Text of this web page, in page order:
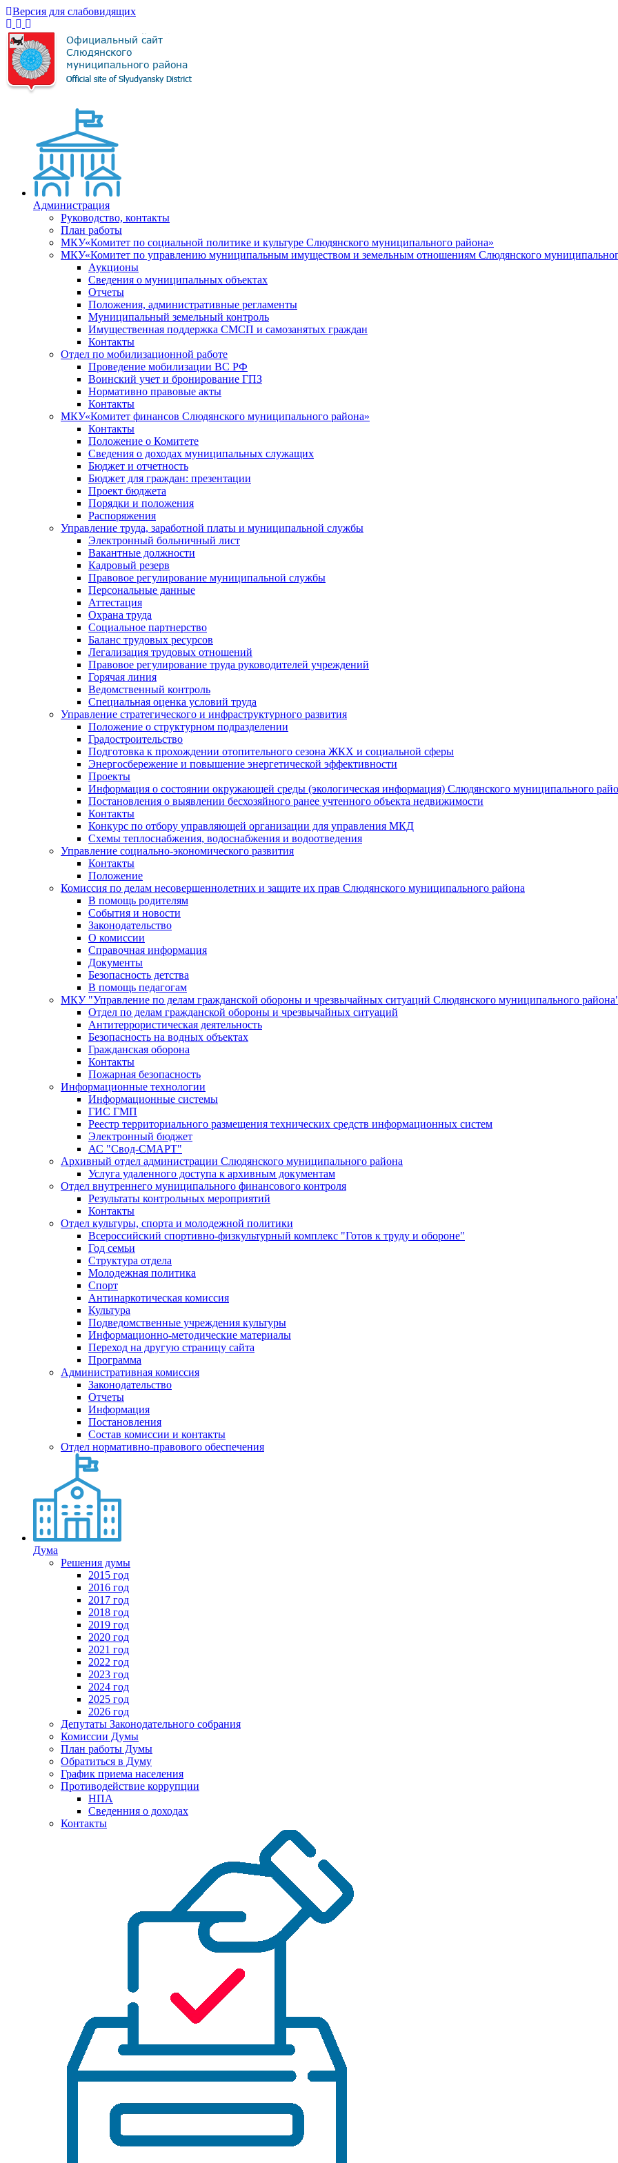
Версия для слабовидящих
Администрация
Руководство, контакты
План работы
МКУ«Комитет по социальной политике и культуре Слюдянского муниципального района»
МКУ«Комитет по управлению муниципальным имуществом и земельным отношениям Слюдянского
Аукционы
Сведения о муниципальных объектах
Отчеты
Положения, административные регламенты
Муниципальный земельный контроль
Имущественная поддержка СМСП и самозанятых граждан
Контакты
Отдел по мобилизационной работе
Проведение мобилизации ВС РФ
Воинский учет и бронирование ГПЗ
Нормативно правовые акты
Контакты
МКУ«Комитет финансов Слюдянского муниципального района»
Контакты
Положение о Комитете
Сведения о доходах муниципальных служащих
Бюджет и отчетность
Бюджет для граждан: презентации
Проект бюджета
Порядки и положения
Распоряжения
Управление труда, заработной платы и муниципальной службы
Электронный больничный лист
Вакантные должности
Кадровый резерв
Правовое регулирование муниципальной службы
Персональные данные
Аттестация
Охрана труда
Социальное партнерство
Баланс трудовых ресурсов
Легализация трудовых отношений
Правовое регулирование труда руководителей учреждений
Горячая линия
Ведомственный контроль
Специальная оценка условий труда
Управление стратегического и инфраструктурного развития
Положение о структурном подразделении
Градостроительство
Подготовка к прохождении отопительного сезона ЖКХ и социальной сферы
Энергосбережение и повышение энергетической эффективности
Проекты
Информация о состоянии окружающей среды (экологическая информация) Слюдянского муниципального
Постановления о выявлении бесхозяйного ранее учтенного объекта недвижимости
Контакты
Конкурс по отбору управляющей организации для управления МКД
Схемы теплоснабжения, водоснабжения и водоотведения
Управление социально-экономического развития
Контакты
Положение
Комиссия по делам несовершеннолетних и защите их прав Слюдянского муниципального района
В помощь родителям
События и новости
Законодательство
О комиссии
Справочная информация
Документы
Безопасность детства
В помощь педагогам
МКУ "Управление по делам гражданской обороны и чрезвычайных ситуаций Слюдянского муниципального
Отдел по делам гражданской обороны и чрезвычайных ситуаций
Антитеррористическая деятельность
Безопасность на водных объектах
Гражданская оборона
Контакты
Пожарная безопасность
Информационные технологии
Информационные системы
ГИС ГМП
Реестр территориального размещения технических средств информационных систем
Электронный бюджет
АС "Свод-СМАРТ"
Архивный отдел администрации Слюдянского муниципального района
Услуга удаленного доступа к архивным документам
Отдел внутреннего муниципального финансового контроля
Результаты контрольных мероприятий
Контакты
Отдел культуры, спорта и молодежной политики
Всероссийский спортивно-физкультурный комплекс "Готов к труду и обороне"
Год семьи
Структура отдела
Молодежная политика
Спорт
Антинаркотическая комиссия
Культура
Подведомственные учреждения культуры
Информационно-методические материалы
Переход на другую страницу сайта
Программа
Административная комиссия
Законодательство
Отчеты
Информация
Постановления
Состав комиссии и контакты
Отдел нормативно-правового обеспечения
Дума
Решения думы
2015 год
2016 год
2017 год
2018 год
2019 год
2020 год
2021 год
2022 год
2023 год
2024 год
2025 год
2026 год
Депутаты Законодательного собрания
Комиссии Думы
План работы Думы
Обратиться в Думу
График приема населения
Противодействие коррупции
НПА
Сведенния о доходах
Контакты